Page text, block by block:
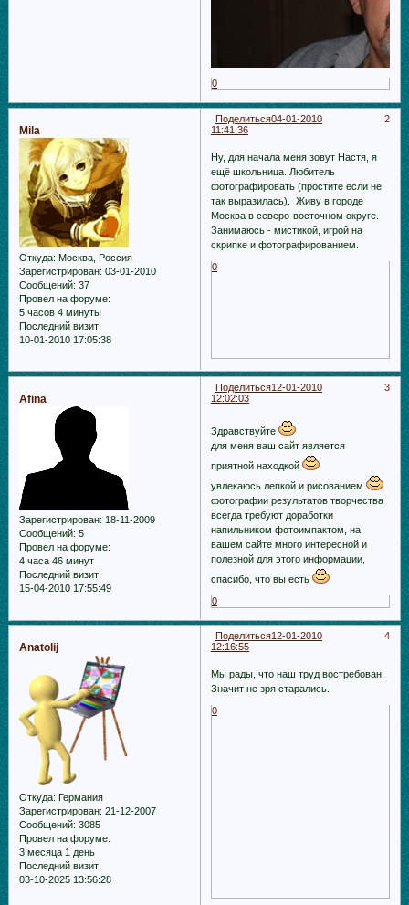
0
Поделиться 2
04-01-2010
11:41:36
Mila
Откуда: Москва, Россия
Зарегистрирован: 03-01-2010
Сообщений: 37
Провел на форуме:
5 часов 4 минуты
Последний визит:
10-01-2010 17:05:38
Ну, для начала меня зовут Настя, я
ещё школьница. Любитель
фотографировать (простите если не
так выразилась). Живу в городе
Москва в северо-восточном округе.
Занимаюсь - мистикой, игрой на
скрипке и фотографированием.
0
Поделиться 3
12-01-2010
12:02:03
Afina
Зарегистрирован: 18-11-2009
Сообщений: 5
Провел на форуме:
4 часа 46 минут
Последний визит:
15-04-2010 17:55:49
Здравствуйте
для меня ваш сайт является
приятной находкой
увлекаюсь лепкой и рисованием
фотографии результатов творчества
всегда требуют доработки
напильникомфотоимпактом, на
вашем сайте много интересной и
полезной для этого информации,
спасибо, что вы есть
0
Поделиться 4
12-01-2010
12:16:55
Anatolij
Откуда: Германия
Зарегистрирован: 21-12-2007
Сообщений: 3085
Провел на форуме:
3 месяца 1 день
Последний визит:
03-10-2025 13:56:28
Мы рады, что наш труд востребован.
Значит не зря старались.
0